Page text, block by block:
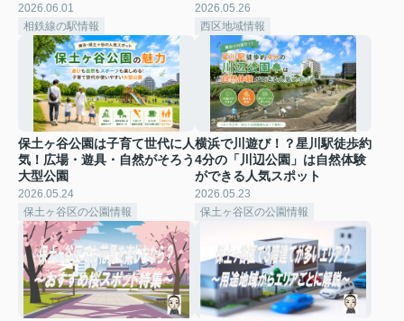
2026.06.01
相鉄線の駅情報
2026.05.26
西区地域情報
保土ヶ谷公園は子育て世代に人
気！広場・遊具・自然がそろう
大型公園
2026.05.24
保土ヶ谷区の公園情報
横浜で川遊び！？星川駅徒歩約
4分の「川辺公園」は自然体験
ができる人気スポット
2026.05.23
保土ヶ谷区の公園情報